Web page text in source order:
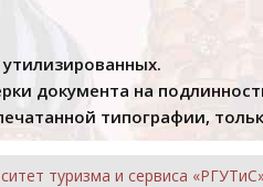
документа на
типографии,
туризма и сервиса